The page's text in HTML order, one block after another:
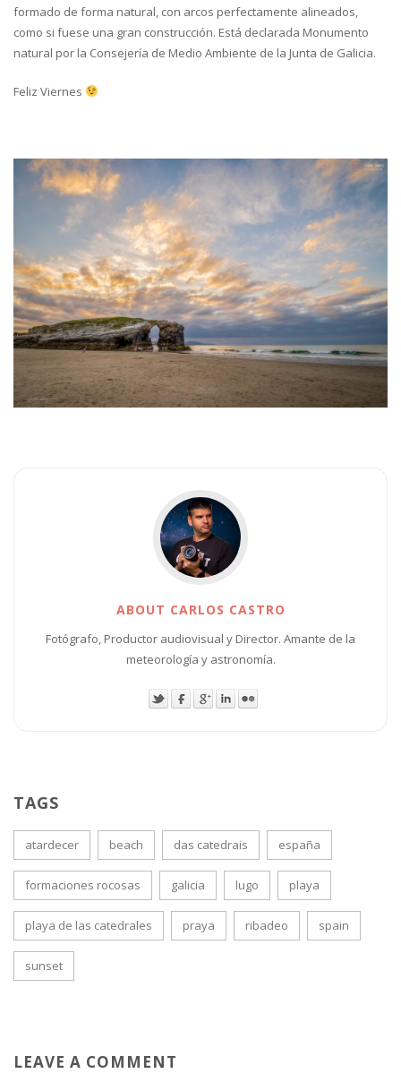
formado de forma natural, con arcos perfectamente alineados,
como si fuese una gran construcción. Está declarada Monumento
natural por la Consejería de Medio Ambiente de la Junta de Galicia.
Feliz Viernes
ABOUT CARLOS CASTRO
Fotógrafo, Productor audiovisual y Director. Amante de la
meteorología y astronomía.
TAGS
atardecer beach das catedrais españa
formaciones rocosas galicia lugo playa
playa de las catedrales praya ribadeo spain
sunset
LEAVE A COMMENT